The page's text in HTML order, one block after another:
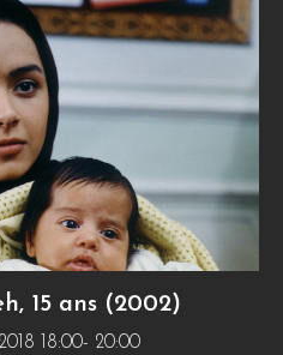
15 ans (2002)
18:00- 20:00